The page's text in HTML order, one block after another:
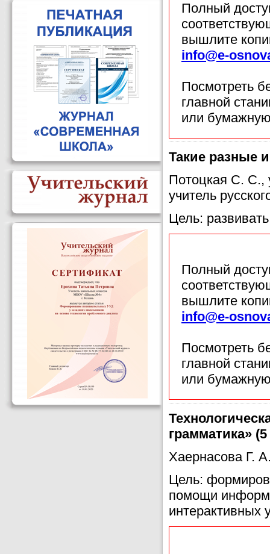
Полный
вышлите
info@e-
Посмотреть
главной
или
Такие разные
Потоцкая С. С.,
учитель
Цель:
Полный
вышлите
info@e-
Посмотреть
главной
или
грамматика»
Хаернасова Г.
Цель:
помощи
интерактивных